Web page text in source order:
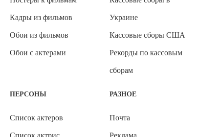
Кадры из фильмов
Обои из фильмов
Обои с актерами
Украине
Кассовые сборы США
Рекорды по кассовым
сборам
ПЕРСОНЫ
Список актеров
Список актрис
РАЗНОЕ
Почта
Реклама